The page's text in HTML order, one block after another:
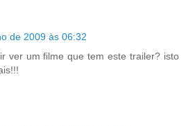
de 2009 às 06:32
ver um filme que tem este trailer? isto